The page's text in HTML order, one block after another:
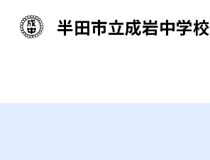
半田市立成岩中学校